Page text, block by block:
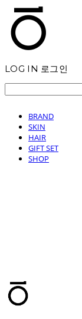
LOG IN 로그인
BRAND
SKIN
HAIR
GIFT SET
SHOP